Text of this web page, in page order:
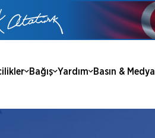
Bağış Yardım Basın & Medya